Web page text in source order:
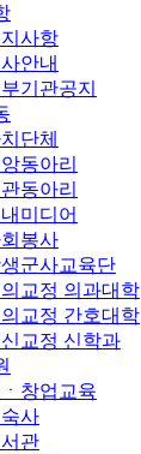
사항
안내
기관공지
단체
동아리
동아리
미디어
봉사
군사교육단
교정 의과대학
교정 간호대학
교정 신학과
창업교육
사
관